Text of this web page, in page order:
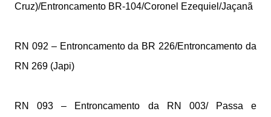
Cruz)/Entroncamento BR-104/Coronel Ezequiel/Jaçanã
RN 092 – Entroncamento da BR 226/Entroncamento da
RN 269 (Japi)
RN 093 – Entroncamento da RN 003/ Passa e